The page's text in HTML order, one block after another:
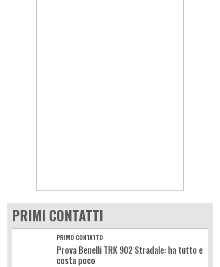
PRIMI CONTATTI
PRIMO CONTATTO
Prova Benelli TRK 902 Stradale: ha tutto e
costa poco